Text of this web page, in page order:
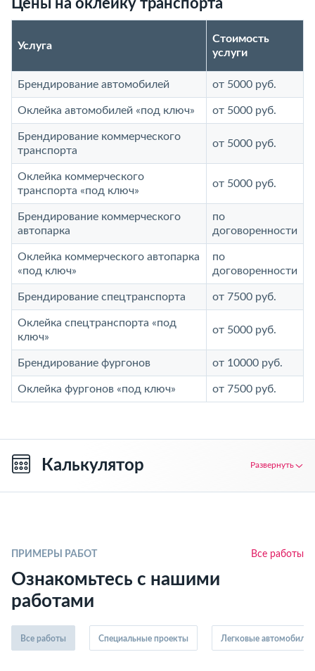
Цены на оклейку транспорта
Услуга
Стоимость
услуги
Брендирование автомобилей от 5000 руб.
Оклейка автомобилей «под ключ» от 5000 руб.
Брендирование коммерческого
транспорта
от 5000 руб.
Оклейка коммерческого
транспорта «под ключ»
от 5000 руб.
Брендирование коммерческого
автопарка
по
договоренности
Оклейка коммерческого автопарка
«под ключ»
по
договоренности
Брендирование спецтранспорта от 7500 руб.
Оклейка спецтранспорта «под
ключ»
от 5000 руб.
Брендирование фургонов от 10000 руб.
Оклейка фургонов «под ключ» от 7500 руб.
Калькулятор Развернуть
ПРИМЕРЫ РАБОТ Все работы
Ознакомьтесь с нашими
работами
Все работы Специальные проекты Легковые автомобили